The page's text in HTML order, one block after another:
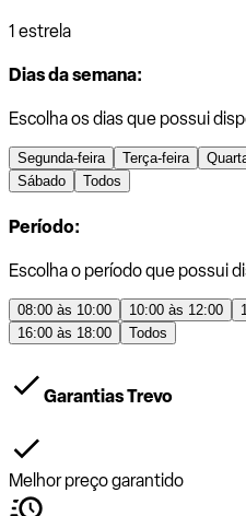
1 estrela
Dias da semana:
Escolha os dias que possui
Segunda-feira Terça-feira
Sábado
Todos
Período:
Escolha o período que possui
08:00 às 10:00 10:00 às 12:00
16:00 às 18:00
Todos
Garantias Trevo
Melhor preço garantido